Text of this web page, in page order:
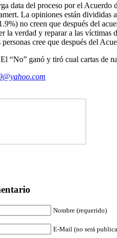
data del proceso por el Acuerdo
La opiniones están divididas
no creen que después del
la verdad y reparar a las
cree que después del
“No” ganó y tiró cual cartas de
Nombre (requerido)
E-Mail (no será